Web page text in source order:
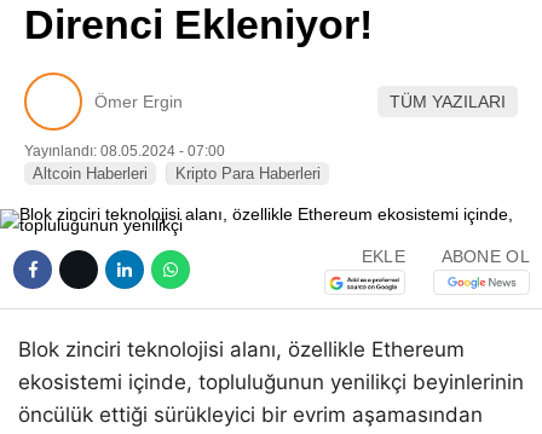
Direnci Ekleniyor!
Ömer Ergin TÜM YAZILARI
Yayınlandı: 08.05.2024 - 07:00
Altcoin Haberleri Kripto Para Haberleri
EKLE ABONE OL
Blok zinciri teknolojisi alanı, özellikle Ethereum
ekosistemi içinde, topluluğunun yenilikçi beyinlerinin
öncülük ettiği sürükleyici bir evrim aşamasından